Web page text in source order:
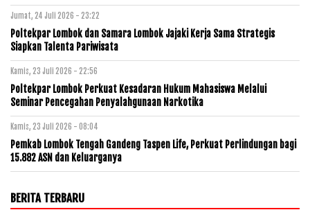
Jumat, 24 Juli 2026 - 23:22
Poltekpar Lombok dan Samara Lombok Jajaki Kerja Sama Strategis
Siapkan Talenta Pariwisata
Kamis, 23 Juli 2026 - 22:56
Poltekpar Lombok Perkuat Kesadaran Hukum Mahasiswa Melalui
Seminar Pencegahan Penyalahgunaan Narkotika
Kamis, 23 Juli 2026 - 08:04
Pemkab Lombok Tengah Gandeng Taspen Life, Perkuat Perlindungan bagi
15.882 ASN dan Keluarganya
BERITA TERBARU